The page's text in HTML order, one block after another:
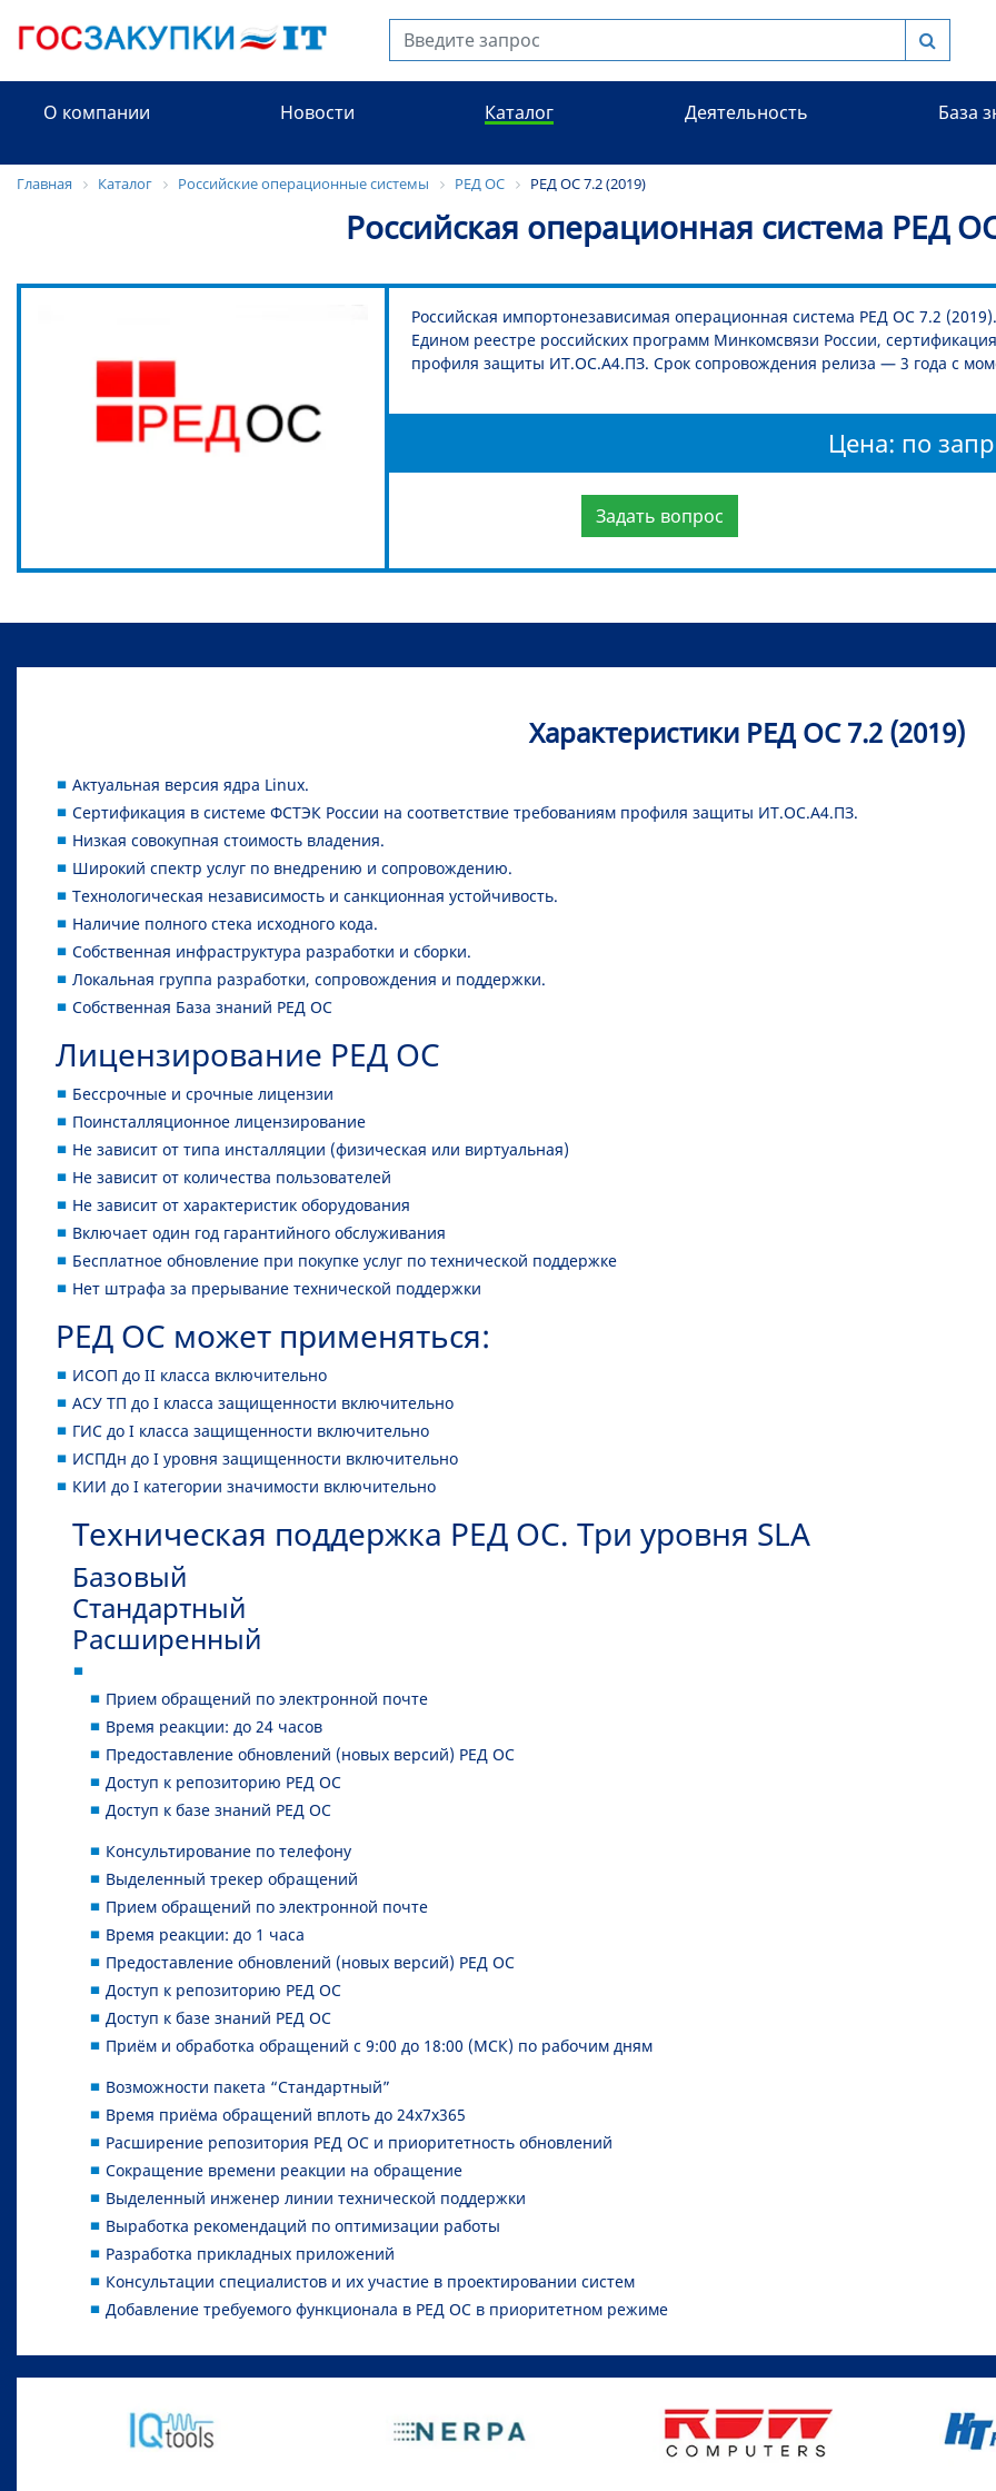
О компании Новости Каталог Деятельность База
Главная Каталог Российские операционные системы РЕД ОС РЕД ОС 7.2 (2019)
Российская операционная система РЕД
Российская импортонезависимая операционная система РЕД ОС 7.2
Едином реестре российских программ Минкомсвязи России,
профиля защиты ИТ.ОС.А4.ПЗ. Срок сопровождения релиза — 3 года с
Цена: по
Задать вопрос
Характеристики РЕД ОС 7.2 (2019)
Актуальная версия ядра Linux.
Сертификация в системе ФСТЭК России на соответствие требованиям профиля защиты ИТ.ОС.А4.ПЗ.
Низкая совокупная стоимость владения.
Широкий спектр услуг по внедрению и сопровождению.
Технологическая независимость и санкционная устойчивость.
Наличие полного стека исходного кода.
Собственная инфраструктура разработки и сборки.
Локальная группа разработки, сопровождения и поддержки.
Собственная База знаний РЕД ОС
Лицензирование РЕД ОС
Бессрочные и срочные лицензии
Поинсталляционное лицензирование
Не зависит от типа инсталляции (физическая или виртуальная)
Не зависит от количества пользователей
Не зависит от характеристик оборудования
Включает один год гарантийного обслуживания
Бесплатное обновление при покупке услуг по технической поддержке
Нет штрафа за прерывание технической поддержки
РЕД ОС может применяться:
ИСОП до II класса включительно
АСУ ТП до I класса защищенности включительно
ГИС до I класса защищенности включительно
ИСПДн до I уровня защищенности включительно
КИИ до I категории значимости включительно
Техническая поддержка РЕД ОС. Три уровня SLA
Базовый
Стандартный
Расширенный
Прием обращений по электронной почте
Время реакции: до 24 часов
Предоставление обновлений (новых версий) РЕД ОС
Доступ к репозиторию РЕД ОС
Доступ к базе знаний РЕД ОС
Консультирование по телефону
Выделенный трекер обращений
Прием обращений по электронной почте
Время реакции: до 1 часа
Предоставление обновлений (новых версий) РЕД ОС
Доступ к репозиторию РЕД ОС
Доступ к базе знаний РЕД ОС
Приём и обработка обращений с 9:00 до 18:00 (МСК) по рабочим дням
Возможности пакета “Стандартный”
Время приёма обращений вплоть до 24х7х365
Расширение репозитория РЕД ОС и приоритетность обновлений
Сокращение времени реакции на обращение
Выделенный инженер линии технической поддержки
Выработка рекомендаций по оптимизации работы
Разработка прикладных приложений
Консультации специалистов и их участие в проектировании систем
Добавление требуемого функционала в РЕД ОС в приоритетном режиме